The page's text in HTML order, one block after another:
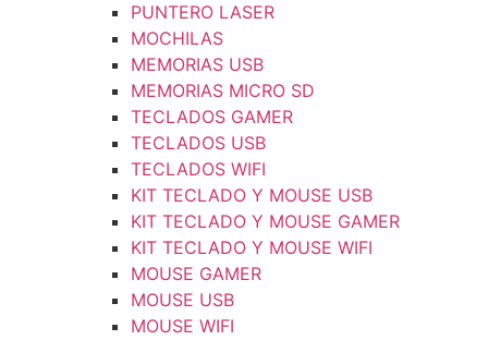
PUNTERO LASER
MOCHILAS
MEMORIAS USB
MEMORIAS MICRO SD
TECLADOS GAMER
TECLADOS USB
TECLADOS WIFI
KIT TECLADO Y MOUSE USB
KIT TECLADO Y MOUSE GAMER
KIT TECLADO Y MOUSE WIFI
MOUSE GAMER
MOUSE USB
MOUSE WIFI